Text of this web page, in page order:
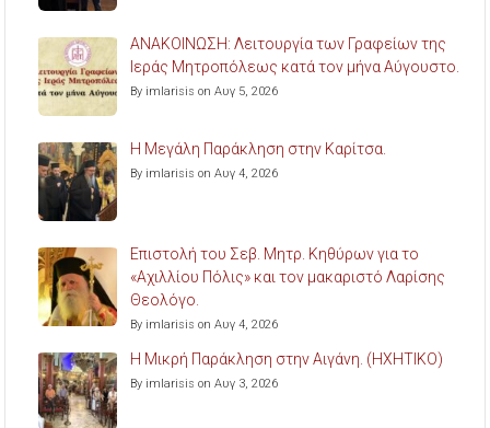
ΑΝΑΚΟΙΝΩΣΗ: Λειτουργία των Γραφείων της
Ιεράς Μητροπόλεως κατά τον μήνα Αύγουστο.
By imlarisis on Αυγ 5, 2026
Η Μεγάλη Παράκληση στην Καρίτσα.
By imlarisis on Αυγ 4, 2026
Επιστολή του Σεβ. Μητρ. Κηθύρων για το
«Αχιλλίου Πόλις» και τον μακαριστό Λαρίσης
Θεολόγο.
By imlarisis on Αυγ 4, 2026
Η Μικρή Παράκληση στην Αιγάνη. (ΗΧΗΤΙΚΟ)
By imlarisis on Αυγ 3, 2026